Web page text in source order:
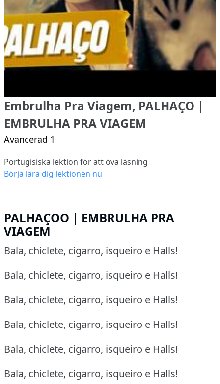
Embrulha Pra Viagem, PALHAÇO |
EMBRULHA PRA VIAGEM
Avancerad 1
Portugisiska lektion för att öva läsning
Börja lära dig lektionen nu
PALHAÇOO | EMBRULHA PRA
VIAGEM
Bala, chiclete, cigarro, isqueiro e Halls!
Bala, chiclete, cigarro, isqueiro e Halls!
Bala, chiclete, cigarro, isqueiro e Halls!
Bala, chiclete, cigarro, isqueiro e Halls!
Bala, chiclete, cigarro, isqueiro e Halls!
Bala, chiclete, cigarro, isqueiro e Halls!